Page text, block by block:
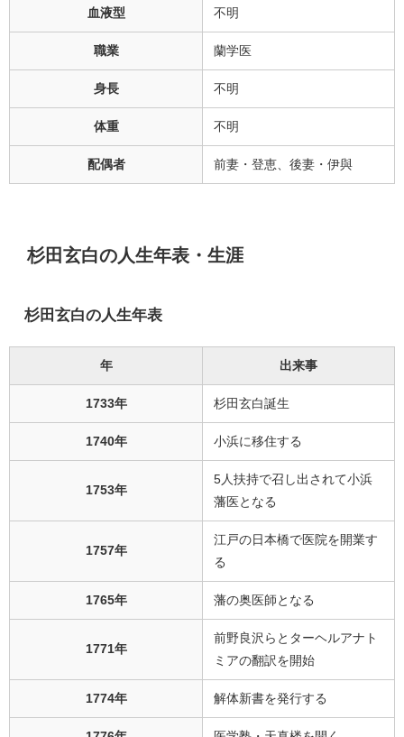
血液型 不明
職業 蘭学医
身長 不明
体重 不明
配偶者 前妻・登恵、後妻・伊與
杉田玄白の人生年表・生涯
杉田玄白の人生年表
年 出来事
1733年 杉田玄白誕生
1740年 小浜に移住する
1753年
5人扶持で召し出されて小浜
藩医となる
1757年
江戸の日本橋で医院を開業す
る
1765年 藩の奥医師となる
1771年
前野良沢らとターヘルアナト
ミアの翻訳を開始
1774年 解体新書を発行する